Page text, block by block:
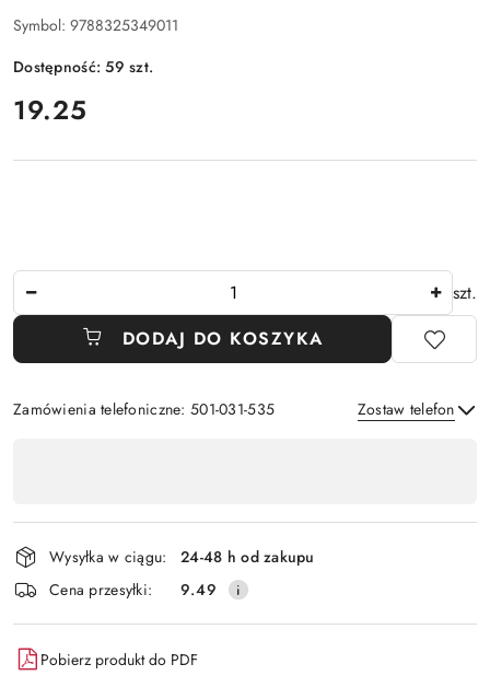
Symbol: 9788325349011
Dostępność:59szt.
cena:
19.25
szt.
DODAJ DO KOSZYKA
Zamówienia telefoniczne: 501-031-535 Zostaw telefon
płatność
i
dostawa
Wysyłka w ciągu:
24-48 h od zakupu
Cena przesyłki:
9.49
Pobierz produkt do PDF